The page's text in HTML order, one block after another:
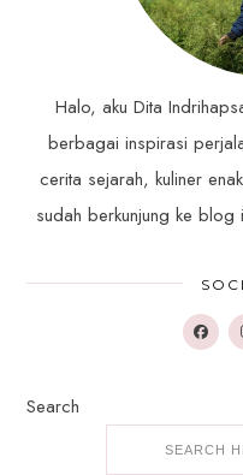
Halo, aku Dita
berbagai inspirasi
cerita sejarah, kuliner
sudah berkunjung ke blog
Search